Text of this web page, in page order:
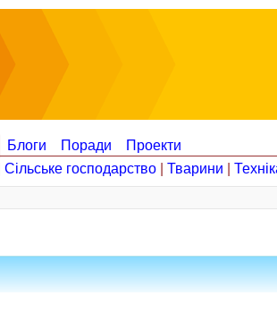
Блоги Поради
Проекти
Сільське господарство Тварини